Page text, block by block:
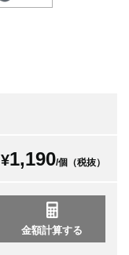
¥1,190/個（税抜）